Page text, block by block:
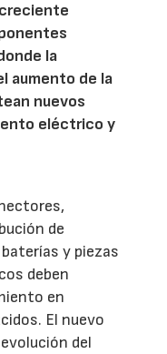
la
aumento de la
nuevos
eléctrico y
de
y piezas
deben
en
El nuevo
del